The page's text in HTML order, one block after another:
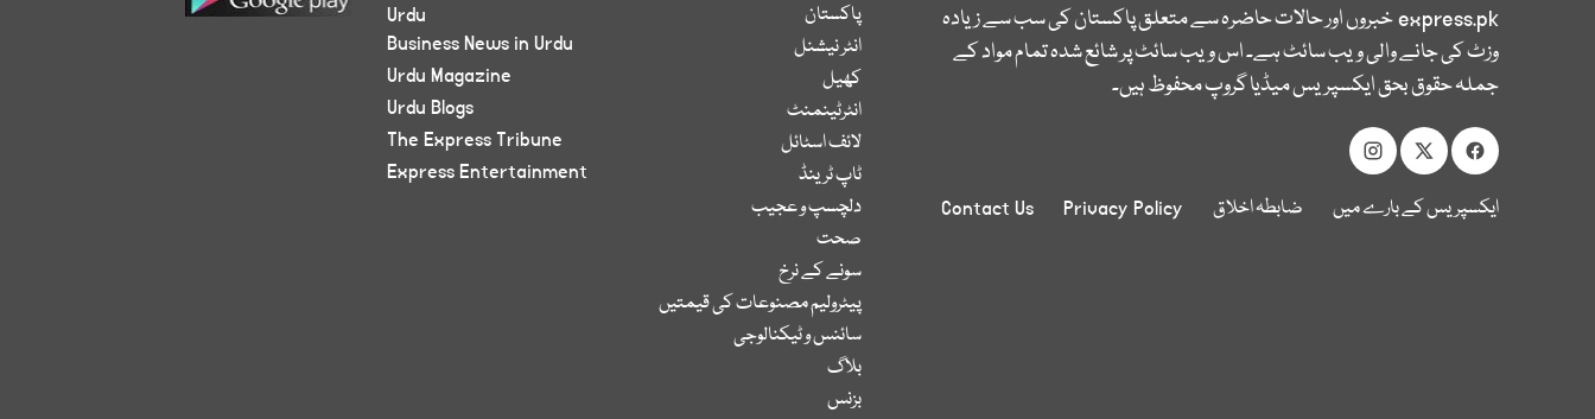
express.pkخبروں اور حالات حاضرہ سے متعلق پاکستان کی سب سے زیادہ
وزٹ کی جانے والی ویب سائٹ ہے۔ اس ویب سائٹ پر شائع شدہ تمام مواد کے
جملہ حقوق بحق ایکسپریس میڈیا گروپ محفوظ ہیں۔
ایکسپریس کے بارے میں ضابطہ اخلاق Privacy Policy
Contact Us
پاکستان
انٹر نیشنل
کھیل
انٹرٹینمنٹ
لائف اسٹائل
ٹاپ ٹرینڈ
دلچسپ و عجیب
صحت
سونے کے نرخ
پیٹرولیم مصنوعات کی قیمتیں
سائنس و ٹیکنالوجی
بلاگ
بزنس
Urdu
Business News in Urdu
Urdu Magazine
Urdu Blogs
The Express Tribune
Express Entertainment